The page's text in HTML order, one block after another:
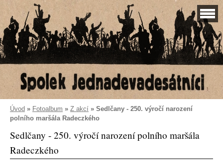
Úvod » Fotoalbum » Z akcí » Sedlčany - 250. výročí narození
polního maršála Radeczkého
Sedlčany - 250. výročí narození polního maršála
Radeczkého